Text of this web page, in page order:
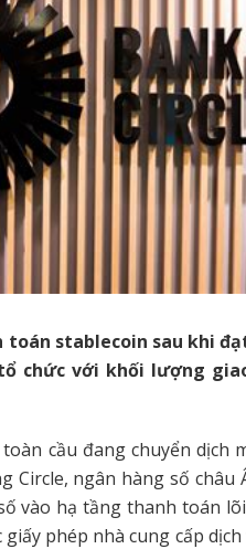
stablecoin sau khi
chức với khối lượng
toàn cầu đang chuyển dịch
ngân hàng số châu
vào hạ tầng thanh toán
phép nhà cung cấp